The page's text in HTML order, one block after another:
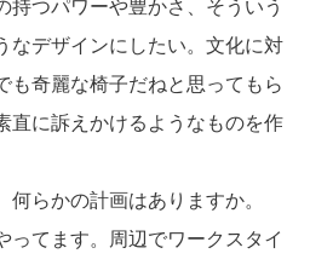
持つパワーや豊かさ、そういう
なデザインにしたい。文化に対
も奇麗な椅子だねと思ってもら
直に訴えかけるようなものを作
らかの計画はありますか。
てます。周辺でワークスタイ